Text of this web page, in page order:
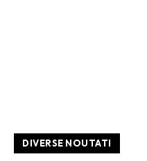
DIVERSE NOUTATI